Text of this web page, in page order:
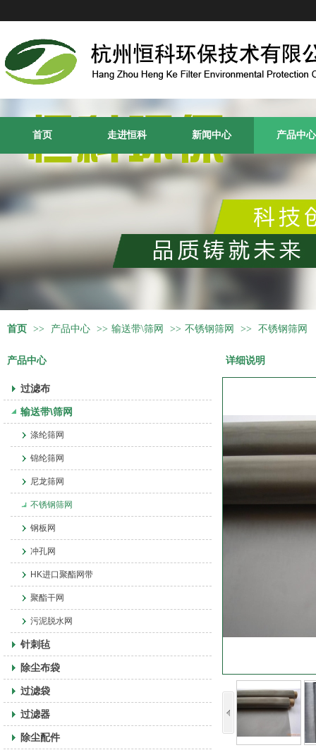
首页 走进恒科 新闻中心 产品中心
首页 >> 产品中心 >> 输送带\筛网 >> 不锈钢筛网 >> 不锈钢筛网
产品中心
过滤布
输送带\筛网
涤纶筛网
锦纶筛网
尼龙筛网
不锈钢筛网
钢板网
冲孔网
HK进口聚酯网带
聚酯干网
污泥脱水网
针刺毡
除尘布袋
过滤袋
过滤器
除尘配件
详细说明